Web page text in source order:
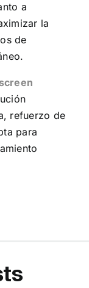
a
la
de
refuerzo de
para